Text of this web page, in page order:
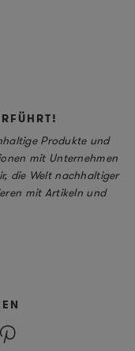
Produkte und
mit Unternehmen
die Welt nachhaltiger
mit Artikeln und